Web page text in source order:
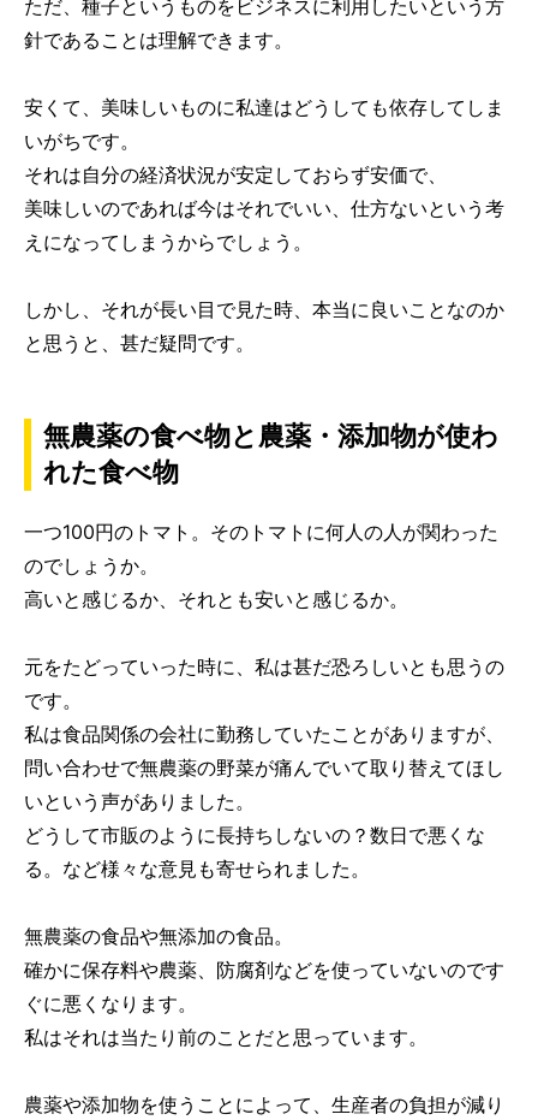
ただ、種子というものをビジネスに利用したいという方
針であることは理解できます。
安くて、美味しいものに私達はどうしても依存してしま
いがちです。
それは自分の経済状況が安定しておらず安価で、
美味しいのであれば今はそれでいい、仕方ないという考
えになってしまうからでしょう。
しかし、それが長い目で見た時、本当に良いことなのか
と思うと、甚だ疑問です。
無農薬の食べ物と農薬・添加物が使わ
れた食べ物
一つ100円のトマト。そのトマトに何人の人が関わった
のでしょうか。
高いと感じるか、それとも安いと感じるか。
元をたどっていった時に、私は甚だ恐ろしいとも思うの
です。
私は食品関係の会社に勤務していたことがありますが、
問い合わせで無農薬の野菜が痛んでいて取り替えてほし
いという声がありました。
どうして市販のように長持ちしないの？数日で悪くな
る。など様々な意見も寄せられました。
無農薬の食品や無添加の食品。
確かに保存料や農薬、防腐剤などを使っていないのです
ぐに悪くなります。
私はそれは当たり前のことだと思っています。
農薬や添加物を使うことによって、生産者の負担が減り